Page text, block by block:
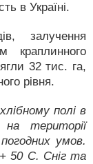
в Україні.
залучення
краплинного
32 тис. га,
рівня.
полі в
території
умов.
50 С. Сніг та